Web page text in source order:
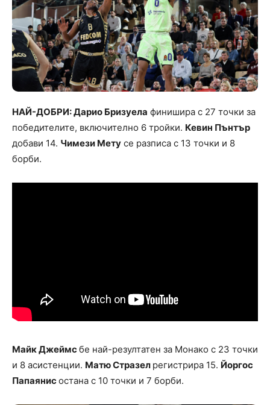
НАЙ-ДОБРИ: Дарио Бризуела финишира с 27 точки за
победителите, включително 6 тройки. Кевин Пънтър
добави 14. Чимези Мету се разписа с 13 точки и 8
борби.
Майк Джеймсбе най-резултатен за Монако с 23 точки
и 8 асистенции. Матю Стразел регистрира 15. Йоргос
Папаянисостана с 10 точки и 7 борби.